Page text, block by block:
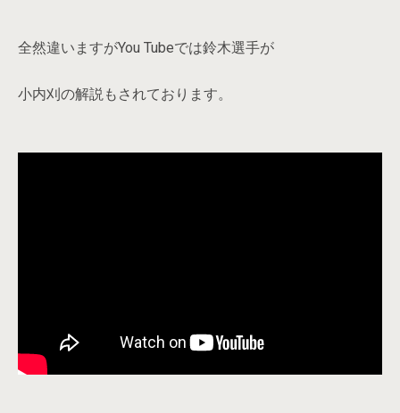
全然違いますがYou Tubeでは鈴木選手が
小内刈の解説もされております。